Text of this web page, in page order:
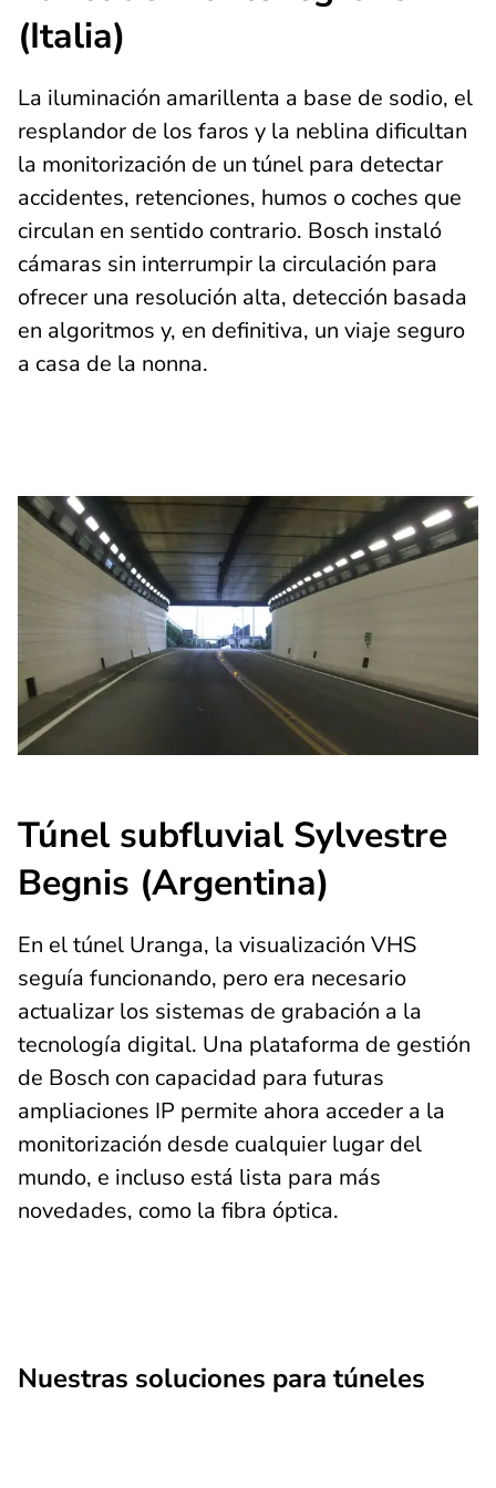
(Italia)
La iluminación amarillenta a base de sodio, el
resplandor de los faros y la neblina dificultan
la monitorización de un túnel para detectar
accidentes, retenciones, humos o coches que
circulan en sentido contrario. Bosch instaló
cámaras sin interrumpir la circulación para
ofrecer una resolución alta, detección basada
en algoritmos y, en definitiva, un viaje seguro
a casa de la nonna.
Túnel subfluvial Sylvestre
Begnis (Argentina)
En el túnel Uranga, la visualización VHS
seguía funcionando, pero era necesario
actualizar los sistemas de grabación a la
tecnología digital. Una plataforma de gestión
de Bosch con capacidad para futuras
ampliaciones IP permite ahora acceder a la
monitorización desde cualquier lugar del
mundo, e incluso está lista para más
novedades, como la fibra óptica.
Nuestras soluciones para túneles